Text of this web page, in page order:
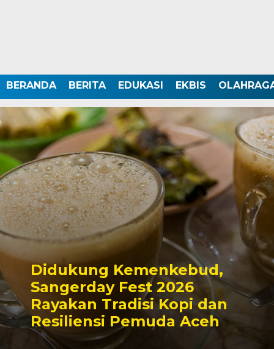
BERANDA BERITA EDUKASI EKBIS
Didukung Kemenkebud,
Sangerday Fest 2026
Rayakan Tradisi Kopi dan
Resiliensi Pemuda Aceh